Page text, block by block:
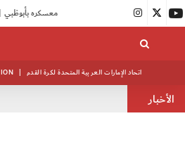
منتخبنا للناشئين يختتم معسكره الخارجي في صربيا | أبيض الشباب يواصل تدريباته في معسكره بأبوظبي |
| اتحاد الإمارات العربية المتحدة لكرة القدم
الأخبار